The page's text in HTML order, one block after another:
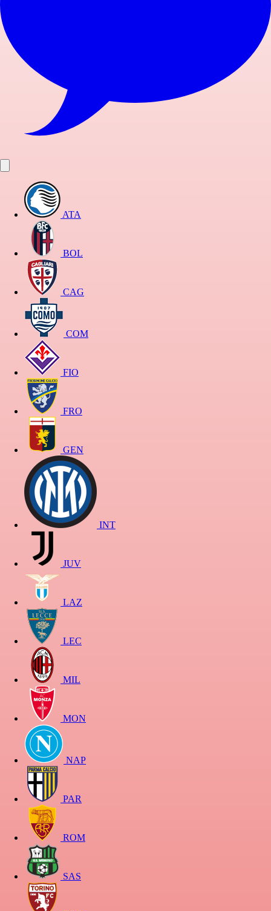
ATA
BOL
CAG
COM
FIO
FRO
GEN
INT
JUV
LAZ
LEC
MIL
MON
NAP
PAR
ROM
SAS